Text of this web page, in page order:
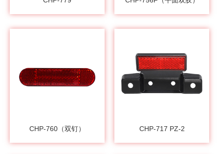
CHP-760（双钉） CHP-717 PZ-2